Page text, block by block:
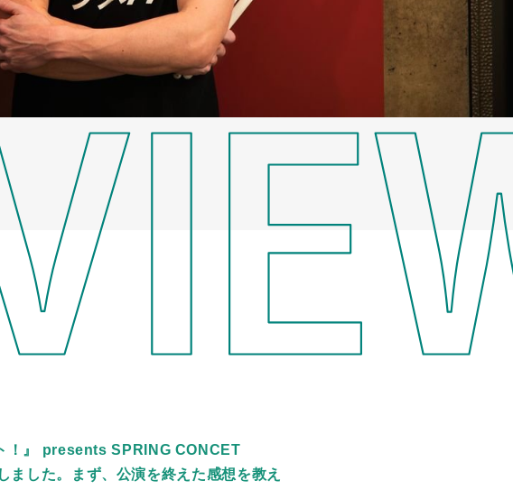
！』 presents SPRING CONCET
した。まず、公演を終えた感想を教え